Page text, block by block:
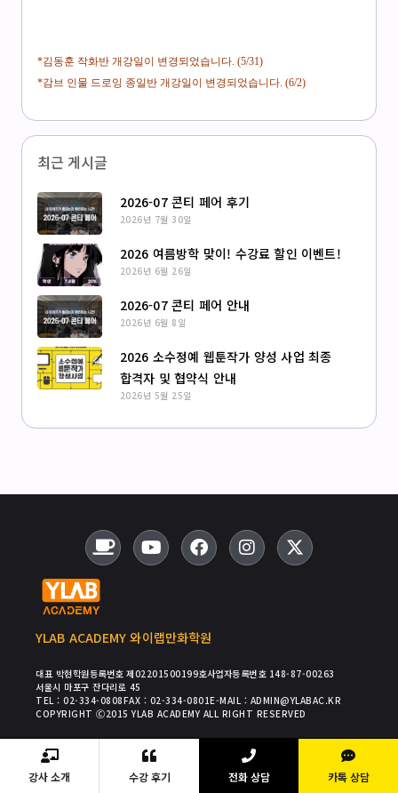
*김동훈 작화반 개강일이 변경되었습니다. (5/31)
*감브 인물 드로잉 종일반 개강일이 변경되었습니다. (6/2)
최근 게시글
2026-07 콘티 페어 후기
2026년 7월 30일
2026 여름방학 맞이! 수강료 할인 이벤트!
2026년 6월 26일
2026-07 콘티 페어 안내
2026년 6월 8일
2026 소수정예 웹툰작가 양성 사업 최종
합격자 및 협약식 안내
2026년 5월 25일
YLAB ACADEMY 와이랩만화학원
대표 박현학원등록번호 제02201500199호사업자등록번호 148-87-00263
서울시 마포구 잔다리로 45
TEL : 02-334-0808FAX : 02-334-0801E-MAIL : ADMIN@YLABAC.KR
COPYRIGHT Ⓒ2015 YLAB ACADEMY ALL RIGHT RESERVED
강사 소개 수강 후기 전화 상담 카톡 상담